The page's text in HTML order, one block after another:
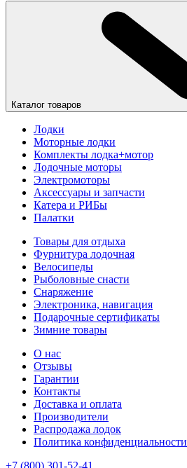
Каталог товаров
Лодки
Моторные лодки
Комплекты лодка+мотор
Лодочные моторы
Электромоторы
Аксессуары и запчасти
Катера и РИБы
Палатки
Товары для отдыха
Фурнитура лодочная
Велосипеды
Рыболовные снасти
Снаряжение
Электроника, навигация
Подарочные сертификаты
Зимние товары
О нас
Отзывы
Гарантии
Контакты
Доставка и оплата
Производители
Распродажа лодок
Политика конфиденциальности
+7 (800) 301-52-41